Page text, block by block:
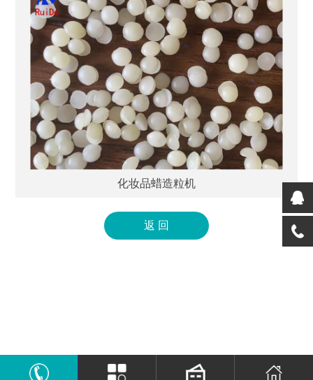
化妆品蜡造粒机